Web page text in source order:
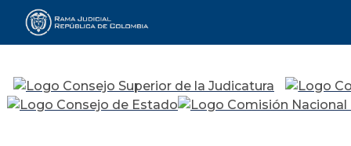
Rama Judicial